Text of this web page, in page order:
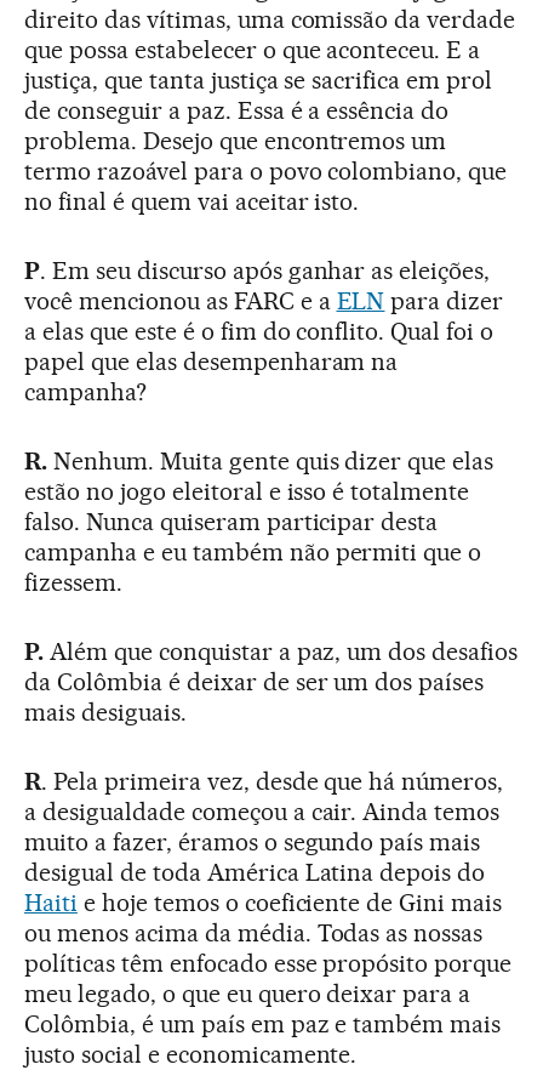
direito das vítimas, uma comissão da verdade
que possa estabelecer o que aconteceu. E a
justiça, que tanta justiça se sacrifica em prol
de conseguir a paz. Essa é a essência do
problema. Desejo que encontremos um
termo razoável para o povo colombiano, que
no final é quem vai aceitar isto.
P. Em seu discurso após ganhar as eleições,
você mencionou as FARC e a ELN para dizer
a elas que este é o fim do conflito. Qual foi o
papel que elas desempenharam na
campanha?
R.Nenhum. Muita gente quis dizer que elas
estão no jogo eleitoral e isso é totalmente
falso. Nunca quiseram participar desta
campanha e eu também não permiti que o
fizessem.
P.Além que conquistar a paz, um dos desafios
da Colômbia é deixar de ser um dos países
mais desiguais.
R. Pela primeira vez, desde que há números,
a desigualdade começou a cair. Ainda temos
muito a fazer, éramos o segundo país mais
desigual de toda América Latina depois do
Haiti e hoje temos o coeficiente de Gini mais
ou menos acima da média. Todas as nossas
políticas têm enfocado esse propósito porque
meu legado, o que eu quero deixar para a
Colômbia, é um país em paz e também mais
justo social e economicamente.